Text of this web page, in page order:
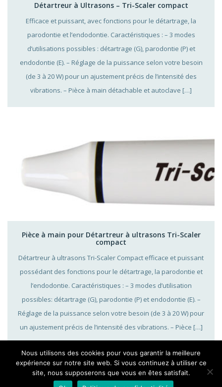
Détartreur à Ultrasons – Tri-Scaler compact
Efficace et puissant, avec fonctions pour le détartrage, la
parodontie et l’endodontie. Caractéristiques : – 3 modes
d’utilisations possibles : détartrage (G), parodontie (P) et
endodontie (E). – Réglage de la puissance selon votre besoin
(de 3 à 20 W) pour un ajustement précis de l’intensité des
vibrations. – Pièce à main détachable et autoclave […]
Pièce à main pour Détartreur à ultrasons Tri-Scaler
compact
Détartreur à ultrasons Tri-Scaler Compact efficace et puissant
possédant des fonctions pour le détartrage, la parodontie et
l’endodontie. Caractéristiques : – 3 modes d’utilisation
possibles: détartrage (G), parodontie (P) et endodontie (E). –
Réglage de la puissance selon votre besoin (de 3 à 20 W) pour
un ajustement précis de l’intensité des vibrations. – Pièce […]
Nous utilisons des cookies pour vous garantir la meilleure
expérience sur notre site web. Si vous continuez à utiliser ce
site, nous supposerons que vous en êtes satisfait.